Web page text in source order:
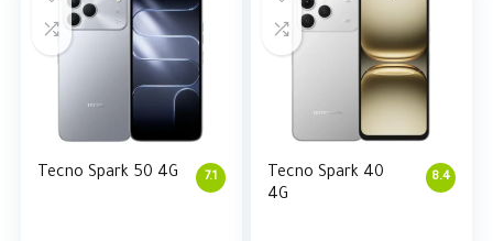
7.1
Tecno Spark 50 4G 8.4
Tecno Spark 40
4G